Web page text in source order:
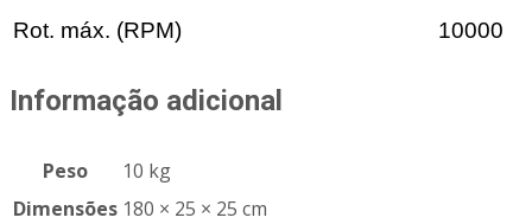
Rot. máx. (RPM)
10000
Informação adicional
Peso
10 kg
Dimensões 180 × 25 × 25 cm